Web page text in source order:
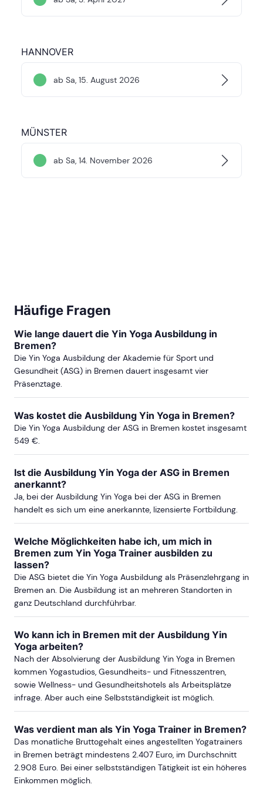
HANNOVER
ab Sa, 15. August 2026
MÜNSTER
ab Sa, 14. November 2026
Häufige Fragen
Wie lange dauert die Yin Yoga Ausbildung in
Bremen?
Die Yin Yoga Ausbildung der Akademie für Sport und
Gesundheit (ASG) in Bremen dauert insgesamt vier
Präsenztage.
Was kostet die Ausbildung Yin Yoga in Bremen?
Die Yin Yoga Ausbildung der ASG in Bremen kostet insgesamt
549 €.
Ist die Ausbildung Yin Yoga der ASG in Bremen
anerkannt?
Ja, bei der Ausbildung Yin Yoga bei der ASG in Bremen
handelt es sich um eine anerkannte, lizensierte Fortbildung.
Welche Möglichkeiten habe ich, um mich in
Bremen zum Yin Yoga Trainer ausbilden zu
lassen?
Die ASG bietet die Yin Yoga Ausbildung als Präsenzlehrgang in
Bremen an. Die Ausbildung ist an mehreren Standorten in
ganz Deutschland durchführbar.
Wo kann ich in Bremen mit der Ausbildung Yin
Yoga arbeiten?
Nach der Absolvierung der Ausbildung Yin Yoga in Bremen
kommen Yogastudios, Gesundheits- und Fitnesszentren,
sowie Wellness- und Gesundheitshotels als Arbeitsplätze
infrage. Aber auch eine Selbstständigkeit ist möglich.
Was verdient man als Yin Yoga Trainer in Bremen?
Das monatliche Bruttogehalt eines angestellten Yogatrainers
in Bremen beträgt mindestens 2.407 Euro, im Durchschnitt
2.908 Euro. Bei einer selbstständigen Tätigkeit ist ein höheres
Einkommen möglich.